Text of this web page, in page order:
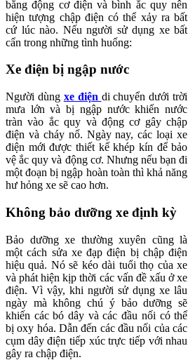
bằng động cơ điện và bình ắc quy nên
hiện tượng chập điện có thể xảy ra bất
cứ lúc nào. Nếu người sử dụng xe bất
cẩn trong những tình huống:
Xe điện bị ngập nước
Người dùng xe điện di chuyển dưới trời
mưa lớn và bị ngập nước khiến nước
tràn vào ắc quy và động cơ gây chập
điện và cháy nổ. Ngày nay, các loại xe
điện mới được thiết kế khép kín để bảo
vệ ắc quy và động cơ. Nhưng nếu bạn đi
một đoạn bị ngập hoàn toàn thì khả năng
hư hỏng xe sẽ cao hơn.
Không bảo dưỡng xe định kỳ
Bảo dưỡng xe thường xuyên cũng là
một cách sửa xe đạp điện bị chập điện
hiệu quả. Nó sẽ kéo dài tuổi thọ của xe
và phát hiện kịp thời các vấn đề xấu ở xe
điện. Vì vậy, khi người sử dụng xe lâu
ngày mà không chú ý bảo dưỡng sẽ
khiến các bó dây và các đầu nối có thể
bị oxy hóa. Dẫn đến các đầu nối của các
cụm dây điện tiếp xúc trực tiếp với nhau
gây ra chập điện.